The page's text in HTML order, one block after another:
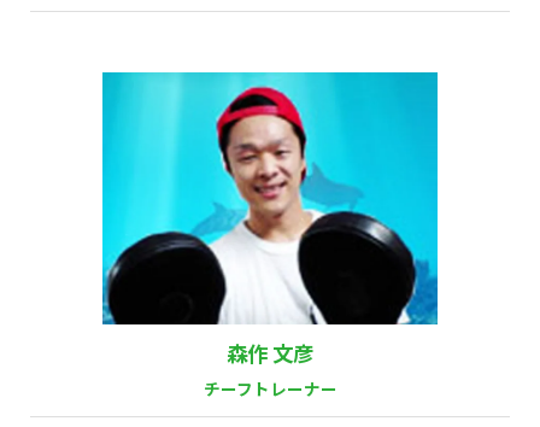
森作 文彦
チーフトレーナー